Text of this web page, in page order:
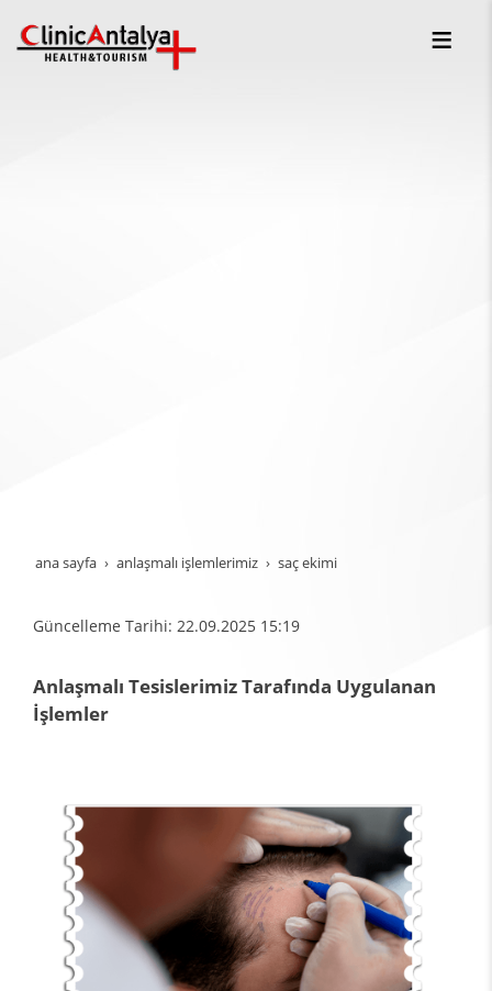
ana sayfa anlaşmali i̇şlemleri̇mi̇z saç eki̇mi̇
Güncelleme Tarihi: 22.09.2025 15:19
Anlaşmalı Tesislerimiz Tarafında Uygulanan
İşlemler